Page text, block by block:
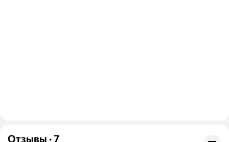
Отзывы ·7